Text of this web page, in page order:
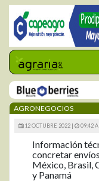
AGRONEGOCIOS
12 OCTUBRE 2022 | 09:42
Información
concretar
México, Brasil,
y Panamá